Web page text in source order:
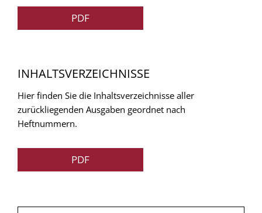
PDF
INHALTSVERZEICHNISSE
Hier finden Sie die Inhaltsverzeichnisse aller
zurückliegenden Ausgaben geordnet nach
Heftnummern.
PDF